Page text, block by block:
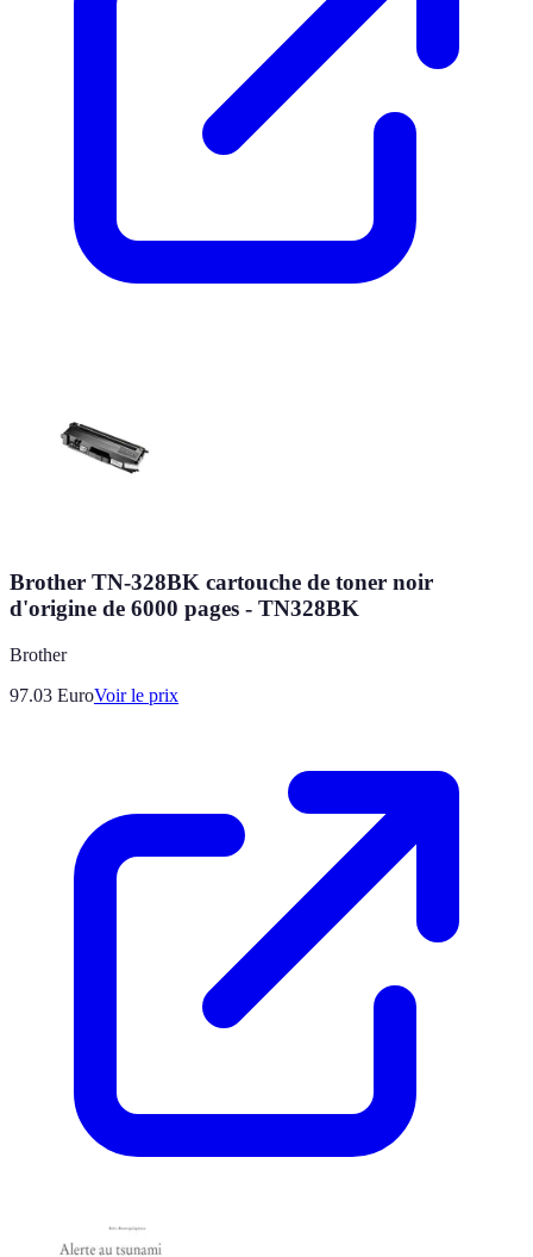
Brother TN-328BK cartouche de toner noir
d'origine de 6000 pages - TN328BK
Brother
97.03 EuroVoir le prix